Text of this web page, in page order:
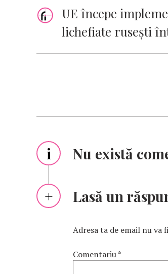
UE începe
lichefiate ruseşti
i Nu există
Lasă un
Adresa ta de email nu va
Comentariu*